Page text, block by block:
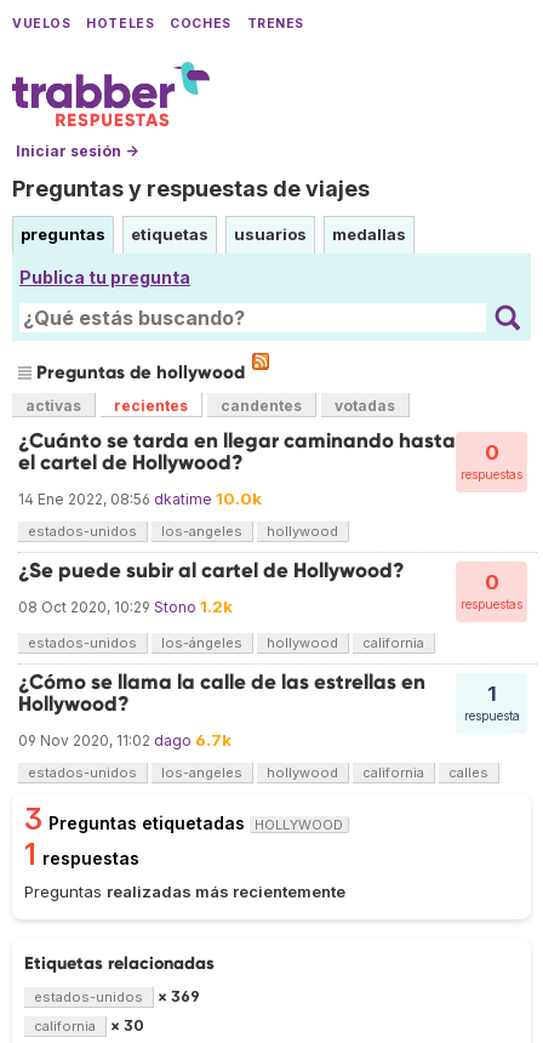
VUELOS HOTELES COCHES TRENES
Iniciar sesión →
Preguntas y respuestas de viajes
preguntas etiquetas usuarios medallas
Publica tu pregunta
Preguntas de hollywood
activas recientes candentes votadas
0
respuestas
¿Cuánto se tarda en llegar caminando hasta
el cartel de Hollywood?
14 Ene 2022, 08:56 dkatime 10.0k
estados-unidos los-angeles hollywood
0
respuestas
¿Se puede subir al cartel de Hollywood?
08 Oct 2020, 10:29 Stono 1.2k
estados-unidos los-ángeles hollywood california
1
respuesta
¿Cómo se llama la calle de las estrellas en
Hollywood?
09 Nov 2020, 11:02 dago 6.7k
estados-unidos los-angeles hollywood california calles
3 Preguntas etiquetadas HOLLYWOOD
1 respuestas
Preguntas realizadas más recientemente
Etiquetas relacionadas
estados-unidos × 369
california × 30